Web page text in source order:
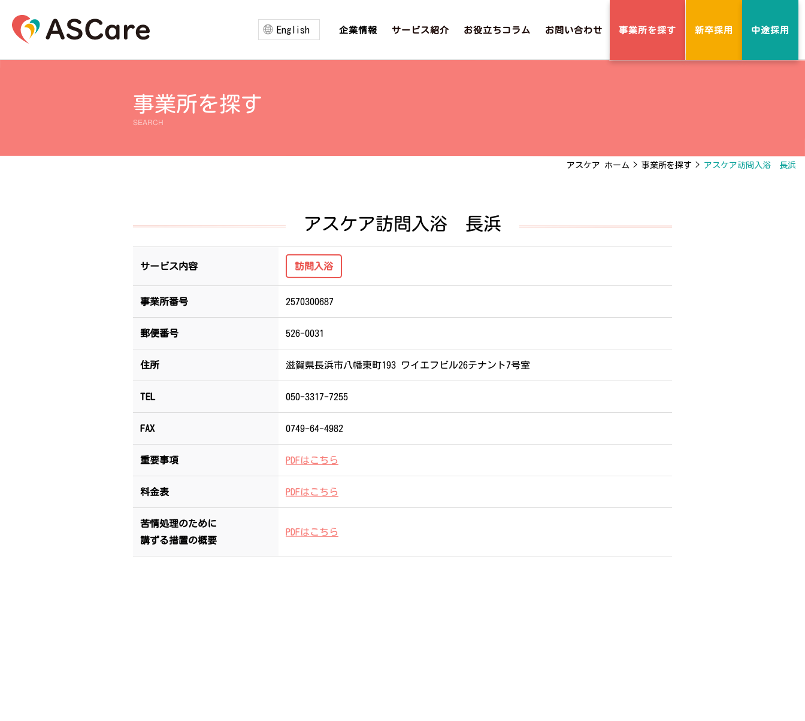
English 企業情報 サービス紹介 お役立ちコラム お問い合わせ 事業所を探す 新卒採用 中途採用
事業所を探す
SEARCH
アスケア ホーム > 事業所を探す > アスケア訪問入浴 長浜
アスケア訪問入浴 長浜
サービス内容 訪問入浴
事業所番号 2570300687
郵便番号 526-0031
住所 滋賀県長浜市八幡東町193 ワイエフビル26テナント7号室
TEL 050-3317-7255
FAX 0749-64-4982
重要事項 PDFはこちら
料金表 PDFはこちら
苦情処理のために
講ずる措置の概要
PDFはこちら